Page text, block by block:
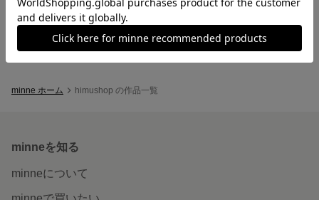
3,500円
3,500円
minne ホーム himushop の作品一覧
minneを知る
minneについて